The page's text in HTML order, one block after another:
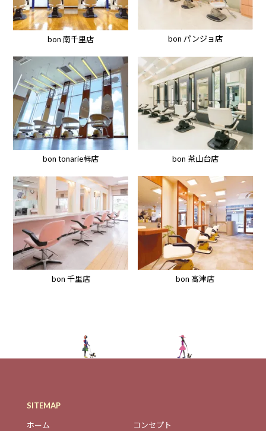
bon 南千里店 bon パンジョ店
bon tonarie栂店 bon 茶山台店
bon 千里店 bon 高津店
SITEMAP
ホーム
コンセプト